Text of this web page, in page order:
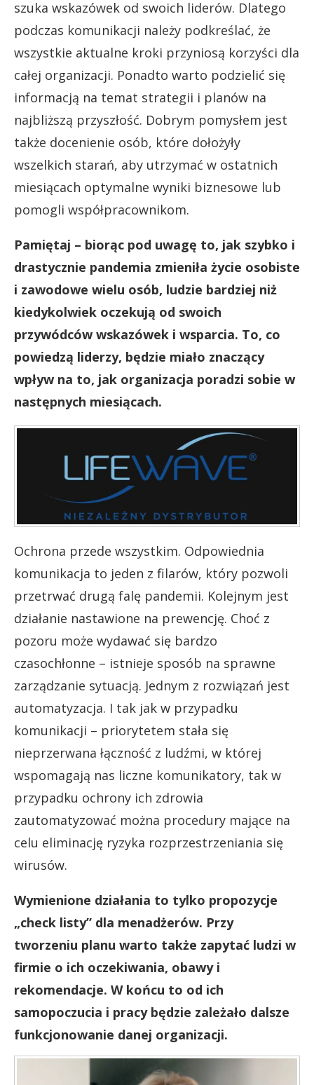
szuka wskazówek od swoich liderów. Dlatego
podczas komunikacji należy podkreślać, że
wszystkie aktualne kroki przyniosą korzyści dla
całej organizacji. Ponadto warto podzielić się
informacją na temat strategii i planów na
najbliższą przyszłość. Dobrym pomysłem jest
także docenienie osób, które dołożyły
wszelkich starań, aby utrzymać w ostatnich
miesiącach optymalne wyniki biznesowe lub
pomogli współpracownikom.
Pamiętaj – biorąc pod uwagę to, jak szybko i
drastycznie pandemia zmieniła życie osobiste
i zawodowe wielu osób, ludzie bardziej niż
kiedykolwiek oczekują od swoich
przywódców wskazówek i wsparcia. To, co
powiedzą liderzy, będzie miało znaczący
wpływ na to, jak organizacja poradzi sobie w
następnych miesiącach.
Ochrona przede wszystkim. Odpowiednia
komunikacja to jeden z filarów, który pozwoli
przetrwać drugą falę pandemii. Kolejnym jest
działanie nastawione na prewencję. Choć z
pozoru może wydawać się bardzo
czasochłonne – istnieje sposób na sprawne
zarządzanie sytuacją. Jednym z rozwiązań jest
automatyzacja. I tak jak w przypadku
komunikacji – priorytetem stała się
nieprzerwana łączność z ludźmi, w której
wspomagają nas liczne komunikatory, tak w
przypadku ochrony ich zdrowia
zautomatyzować można procedury mające na
celu eliminację ryzyka rozprzestrzeniania się
wirusów.
Wymienione działania to tylko propozycje
„check listy” dla menadżerów. Przy
tworzeniu planu warto także zapytać ludzi w
firmie o ich oczekiwania, obawy i
rekomendacje. W końcu to od ich
samopoczucia i pracy będzie zależało dalsze
funkcjonowanie danej organizacji.